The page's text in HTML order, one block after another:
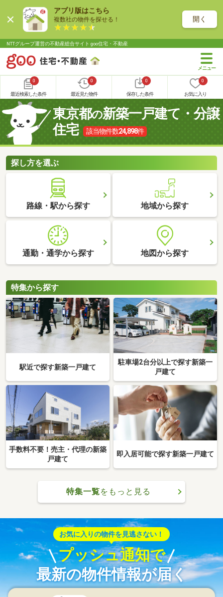
アプリ版はこちら
複数社の物件を探せる！ 開く
NTTグループ運営の不動産総合サイト goo住宅・不動産
0
最近検索した条件
0
最近見た物件
0
保存した条件
0
お気に入り
東京都の新築一戸建て・分譲
住宅
該当物件数24,898件
探し方を選ぶ
路線・駅から探す 地域から探す
通勤・通学から探す 地図から探す
特集から探す
駅近で探す新築一戸建て
駐車場2台分以上で探す新築一
戸建て
手数料不要！売主・代理の新築
戸建て
即入居可能で探す新築一戸建て
特集一覧をもっと見る
お気に入りの物件を見逃さない！
プッシュ通知で
最新の物件情報が届く